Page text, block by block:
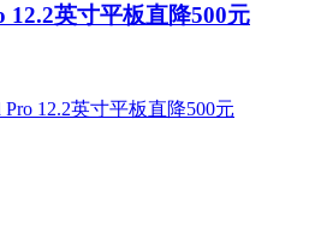
12.2英寸平板直降500元